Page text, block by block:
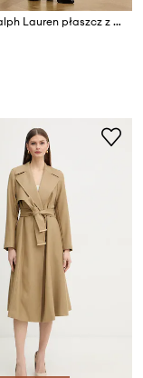
Lauren Ralph Lauren płaszcz z dodatkiem wełny